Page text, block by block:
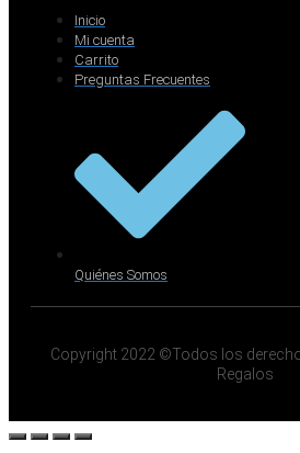
Inicio
Mi cuenta
Carrito
Preguntas Frecuentes
Quiénes Somos
Copyright 2022 ©Todos los
Regalos